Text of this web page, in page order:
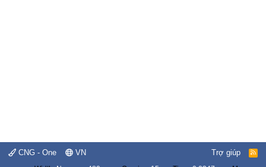
CNG - One VN Trợ giúp
R